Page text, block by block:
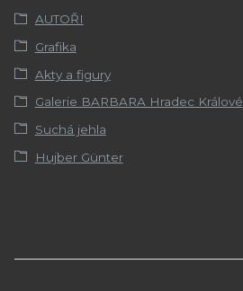
AUTOŘI
Grafika
Akty a figury
Galerie BARBARA Hradec Králové
Suchá jehla
Hujber Günter